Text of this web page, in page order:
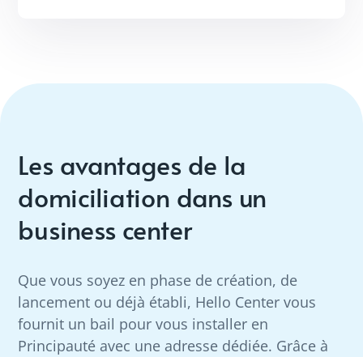
Les avantages de la
domiciliation dans un
business center
Que vous soyez en phase de création, de
lancement ou déjà établi, Hello Center vous
fournit un bail pour vous installer en
Principauté avec une adresse dédiée. Grâce à